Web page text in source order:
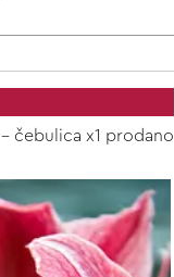
- čebulica x1 prodano